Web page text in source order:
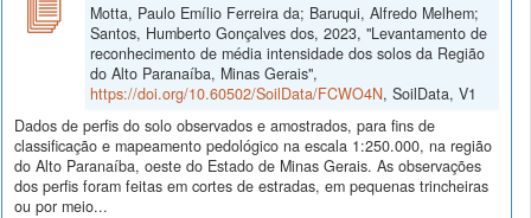
Motta, Paulo Emílio Ferreira da; Baruqui, Alfredo Melhem;
Santos, Humberto Gonçalves dos, 2023, "Levantamento de
reconhecimento de média intensidade dos solos da Região
do Alto Paranaíba, Minas Gerais",
https://doi.org/10.60502/SoilData/FCWO4N, SoilData, V1
Dados de perfis do solo observados e amostrados, para fins de
classificação e mapeamento pedológico na escala 1:250.000, na região
do Alto Paranaíba, oeste do Estado de Minas Gerais. As observações
dos perfis foram feitas em cortes de estradas, em pequenas trincheiras
ou por meio...